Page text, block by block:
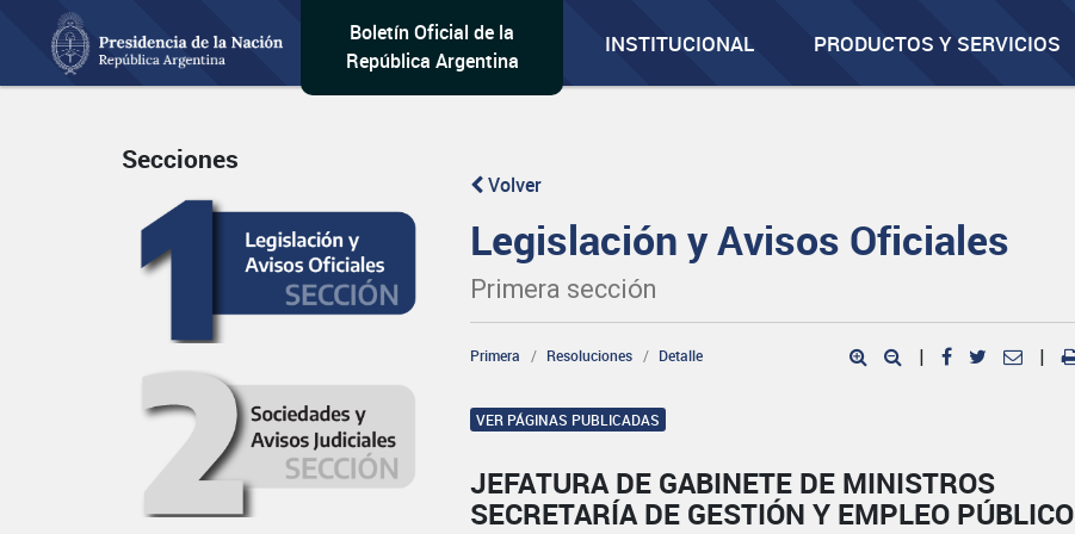
Boletín Oficial de la
República Argentina
INSTITUCIONAL PRODUCTOS Y SERVICIOS
Secciones
Volver
Legislación y Avisos Oficiales
Primera sección
Primera Resoluciones Detalle | |
VER PÁGINAS PUBLICADAS
JEFATURA DE GABINETE DE MINISTROS
SECRETARÍA DE GESTIÓN Y EMPLEO PÚBLICO